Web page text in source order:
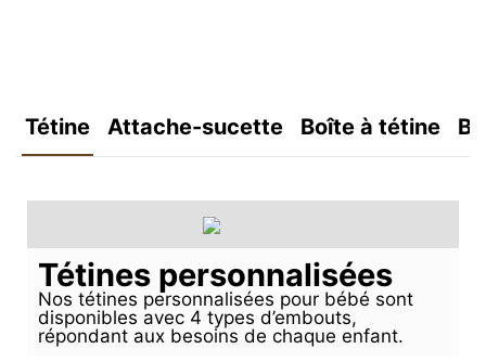
Tétine Attache-sucette Boîte à tétine
Tétines personnalisées
Nos tétines personnalisées pour bébé sont
disponibles avec 4 types d’embouts,
répondant aux besoins de chaque enfant.